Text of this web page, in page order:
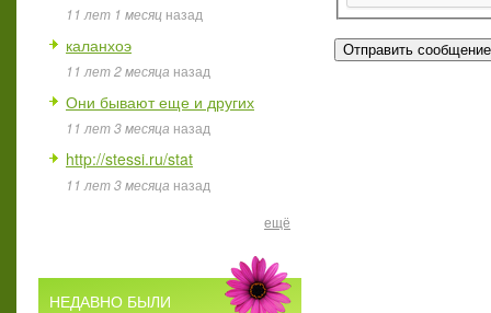
11 лет 1 месяц назад
каланхоэ
11 лет 2 месяца назад
Они бывают еще и других
11 лет 3 месяца назад
http://stessi.ru/stat
11 лет 3 месяца назад
ещё
НЕДАВНО БЫЛИ